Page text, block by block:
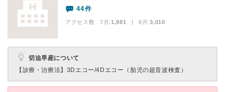
44件
アクセス数 7月:1,981 | 6月:3,010
切迫早産について
【診療・治療法】 3Dエコー/4Dエコー（胎児の超音波検査）